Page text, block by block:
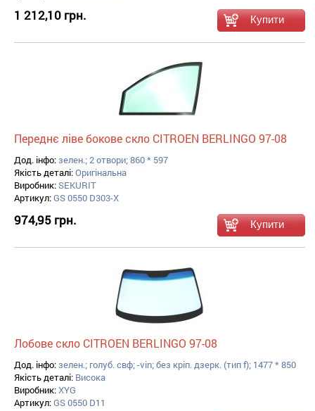
1 212,10 грн.
Переднє ліве бокове скло CITROEN BERLINGO 97-08
Дод. інфо:зелен.; 2 отвори; 860 * 597
Якість деталі:Оригінальна
Виробник:SEKURIT
Артикул:GS 0550 D303-X
974,95 грн.
Лобове скло CITROEN BERLINGO 97-08
Дод. інфо:зелен.; голуб. свф; -vin; без кріп. дзерк. (тип f); 1477 * 850
Якість деталі: Висока
Виробник:XYG
Артикул:GS 0550 D11